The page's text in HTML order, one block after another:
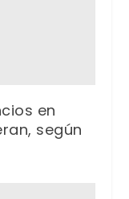
en
según